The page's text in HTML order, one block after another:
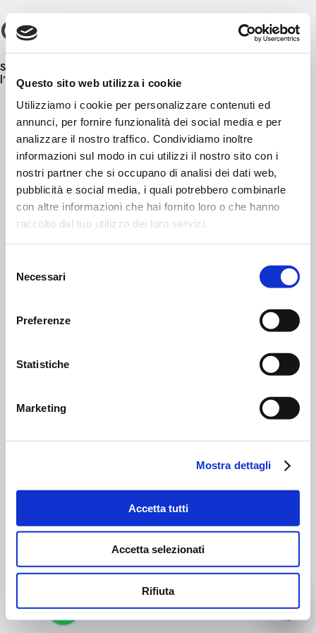
Questo sito web utilizza i cookie
Utilizziamo i cookie per personalizzare contenuti ed
annunci, per fornire funzionalità dei social media e per
analizzare il nostro traffico. Condividiamo inoltre
informazioni sul modo in cui utilizzi il nostro sito con i
nostri partner che si occupano di analisi dei dati web,
pubblicità e social media, i quali potrebbero combinarle
con altre informazioni che hai fornito loro o che hanno
raccolto dal tuo utilizzo dei loro servizi.
delNecessari
Preferenze
Statistiche
Marketing
Mostra dettagli
Accetta tutti
Accetta selezionati
Rifiuta
Skip
to
content
0
Quali sono le tariffe?
Scopri
l’area AQ1816.
© 2021 APT Livigno
C.F. 92015260141
Aquagranda
Via Rasia – Livigno (So)
+39 0342 970277
FAQ
Privacy policy
Cookie Policy
Termini d’uso
Regolamento di accesso
Condizioni generali di vendita